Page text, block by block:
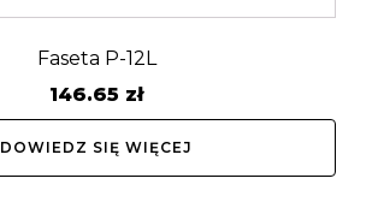
Faseta P-12L
146.65 zł
DOWIEDZ SIĘ WIĘCEJ